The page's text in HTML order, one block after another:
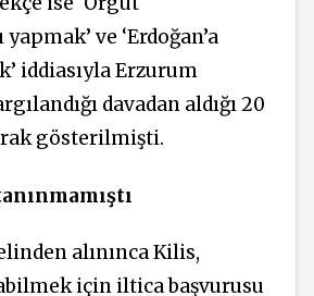
ve ‘Erdoğan’a
iddiasıyla Erzurum
davadan aldığı 20
gösterilmişti.
alınınca Kilis,
için iltica başvurusu